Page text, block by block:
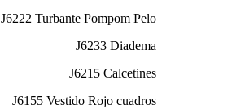
J6222 Turbante Pompom Pelo
J6233 Diadema
J6215 Calcetines
J6155 Vestido Rojo cuadros